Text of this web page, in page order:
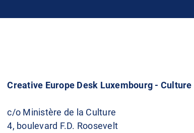
Creative Europe Desk Luxembourg - Culture
c/o Ministère de la Culture
4, boulevard F.D. Roosevelt